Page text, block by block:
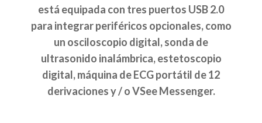
está equipada con tres puertos USB 2.0
para integrar periféricos opcionales, como
un osciloscopio digital, sonda de
ultrasonido inalámbrica, estetoscopio
digital, máquina de ECG portátil de 12
derivaciones y / o VSee Messenger.